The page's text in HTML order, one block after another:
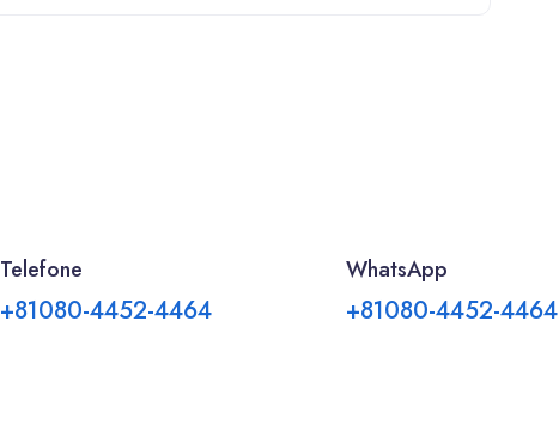
Telefone
+81080-4452-4464
WhatsApp
+81080-4452-4464